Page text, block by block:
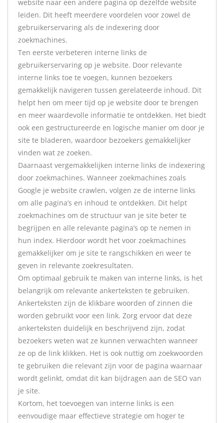
website naar een andere pagina op dezelfde website
leiden. Dit heeft meerdere voordelen voor zowel de
gebruikerservaring als de indexering door
zoekmachines.
Ten eerste verbeteren interne links de
gebruikerservaring op je website. Door relevante
interne links toe te voegen, kunnen bezoekers
gemakkelijk navigeren tussen gerelateerde inhoud. Dit
helpt hen om meer tijd op je website door te brengen
en meer waardevolle informatie te ontdekken. Het biedt
ook een gestructureerde en logische manier om door je
site te bladeren, waardoor bezoekers gemakkelijker
vinden wat ze zoeken.
Daarnaast vergemakkelijken interne links de indexering
door zoekmachines. Wanneer zoekmachines zoals
Google je website crawlen, volgen ze de interne links
om alle pagina’s en inhoud te ontdekken. Dit helpt
zoekmachines om de structuur van je site beter te
begrijpen en alle relevante pagina’s op te nemen in
hun index. Hierdoor wordt het voor zoekmachines
gemakkelijker om je site te rangschikken en weer te
geven in relevante zoekresultaten.
Om optimaal gebruik te maken van interne links, is het
belangrijk om relevante ankerteksten te gebruiken.
Ankerteksten zijn de klikbare woorden of zinnen die
worden gebruikt voor een link. Zorg ervoor dat deze
ankerteksten duidelijk en beschrijvend zijn, zodat
bezoekers weten wat ze kunnen verwachten wanneer
ze op de link klikken. Het is ook nuttig om zoekwoorden
te gebruiken die relevant zijn voor de pagina waarnaar
wordt gelinkt, omdat dit kan bijdragen aan de SEO van
je site.
Kortom, het toevoegen van interne links is een
eenvoudige maar effectieve strategie om hoger te